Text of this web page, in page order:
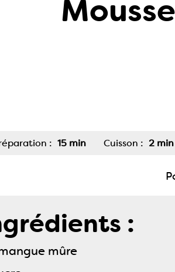
: 15 min Cuisson : 2 min
:
mûre